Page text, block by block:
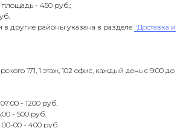
- 450 руб.;
в другие районы указана в разделе "Доставка и
171, 1 этаж, 102 офис, каждый день с 9:00 до
- 1200 руб.
- 500 руб.
00-00 - 400 руб.